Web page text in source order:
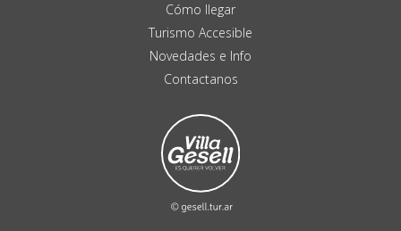
Cómo llegar
Turismo Accesible
Novedades e Info
Contactanos